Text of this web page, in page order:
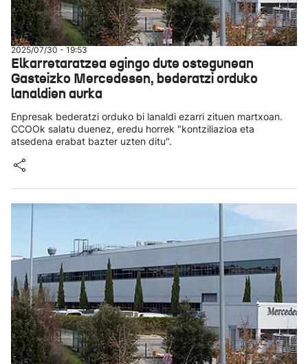
2025/07/30 - 19:53
Elkarretaratzea egingo dute ostegunean
Gasteizko Mercedesen, bederatzi orduko
lanaldien aurka
Enpresak bederatzi orduko bi lanaldi ezarri zituen martxoan.
CCOOk salatu duenez, eredu horrek "kontziliazioa eta
atsedena erabat bazter uzten ditu".